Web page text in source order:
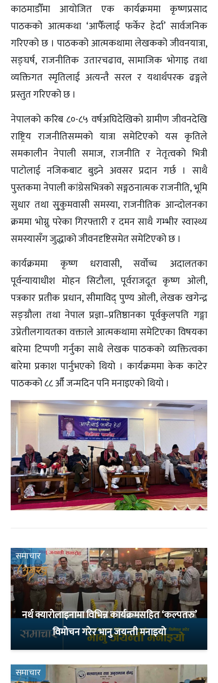
काठमाडौँमा आयोजित एक कार्यक्रममा कृष्णप्रसाद
पाठकको आत्मकथा ‘आफैँलाई फर्केर हेर्दा’ सार्वजनिक
गरिएको छ । पाठकको आत्मकथामा लेखकको जीवनयात्रा,
सङ्घर्ष, राजनीतिक उतारचढाव, सामाजिक भोगाइ तथा
व्यक्तिगत स्मृतिलाई अत्यन्तै सरल र यथार्थपरक ढङ्गले
प्रस्तुत गरिएको छ ।
नेपालको करिब ८०-८५ वर्षअघिदेखिको ग्रामीण जीवनदेखि
राष्ट्रिय राजनीतिसम्मको यात्रा समेटिएको यस कृतिले
समकालीन नेपाली समाज, राजनीति र नेतृत्वको भित्री
पाटोलाई नजिकबाट बुझ्ने अवसर प्रदान गर्छ । साथै
पुस्तकमा नेपाली कांग्रेसभित्रको सङ्गठनात्मक राजनीति, भूमि
सुधार तथा सु्कुमवासी समस्या, राजनीतिक आन्दोलनका
क्रममा भोग्नु परेका गिरफ्तारी र दमन साथै गम्भीर स्वास्थ्य
समस्यासँग जुद्धाको जीवनदृष्टिसमेत समेटिएको छ ।
कार्यक्रममा कृष्ण धरावासी, सर्वोच्च अदालतका
पूर्वन्यायाधीश मोहन सिटौला, पूर्वराजदूत कृष्ण ओली,
पत्रकार प्रतीक प्रधान, सीमाविद् पुण्य ओली, लेखक खगेन्द्र
सङ्ग्रौला तथा नेपाल प्रज्ञा–प्रतिष्ठानका पूर्वकुलपति गङ्गा
उप्रेतीलगायतका वक्ताले आत्मकथामा समेटिएका विषयका
बारेमा टिप्पणी गर्नुका साथै लेखक पाठकको व्यक्तित्वका
बारेमा प्रकाश पार्नुभएको थियो । कार्यक्रममा केक काटेर
पाठकको ८८ औँ जन्मदिन पनि मनाइएको थियो ।
समाचार
नर्थ क्यारोलाइनामा विभिन्न कार्यक्रमसहित ‘कल्पतरु’
विमोचन गरेर भानु जयन्ती मनाइयो
समाचार